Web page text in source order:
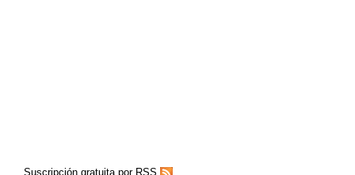
Suscripción gratuita por RSS